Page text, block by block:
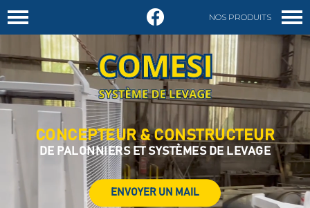
NOS PRODUITS
DEMANDER UN DEVIS
CONCEPTEUR & CONSTRUCTEUR
DE PALONNIERS ET SYSTÈMES DE LEVAGE
ENVOYER UN MAIL